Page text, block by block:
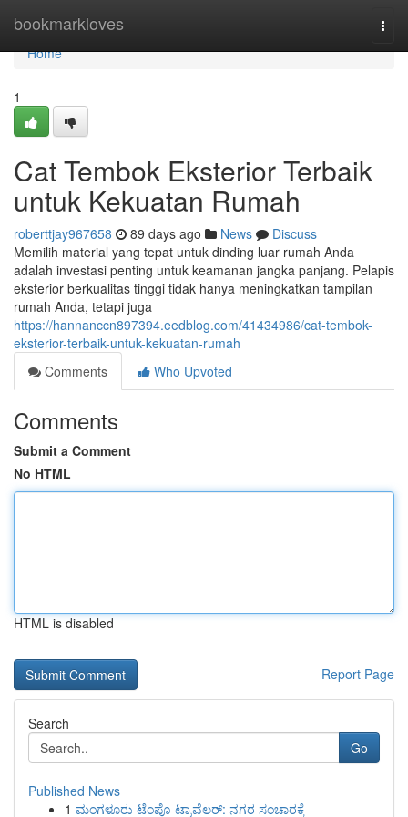
bookmarkloves
Home
Home
1
Cat Tembok Eksterior Terbaik
untuk Kekuatan Rumah
roberttjay967658 89 days ago News
Discuss
Memilih material yang tepat untuk dinding luar rumah Anda
adalah investasi penting untuk keamanan jangka panjang. Pelapis
eksterior berkualitas tinggi tidak hanya meningkatkan tampilan
rumah Anda, tetapi juga
https://hannanccn897394.eedblog.com/41434986/cat-tembok-
eksterior-terbaik-untuk-kekuatan-rumah
Comments
Who Upvoted
Comments
Submit a Comment
No HTML
HTML is disabled
Report Page
Search
Go
Published News
1 ಮಂಗಳೂರು ಟೆಂಪೊ ಟ್ರಾವೆಲರ್: ನಗರ ಸಂಚಾರಕ್ಕೆ